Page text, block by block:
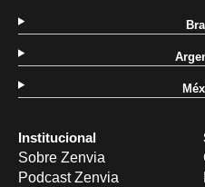
Institucional
Sobre Zenvia
Podcast Zenvia